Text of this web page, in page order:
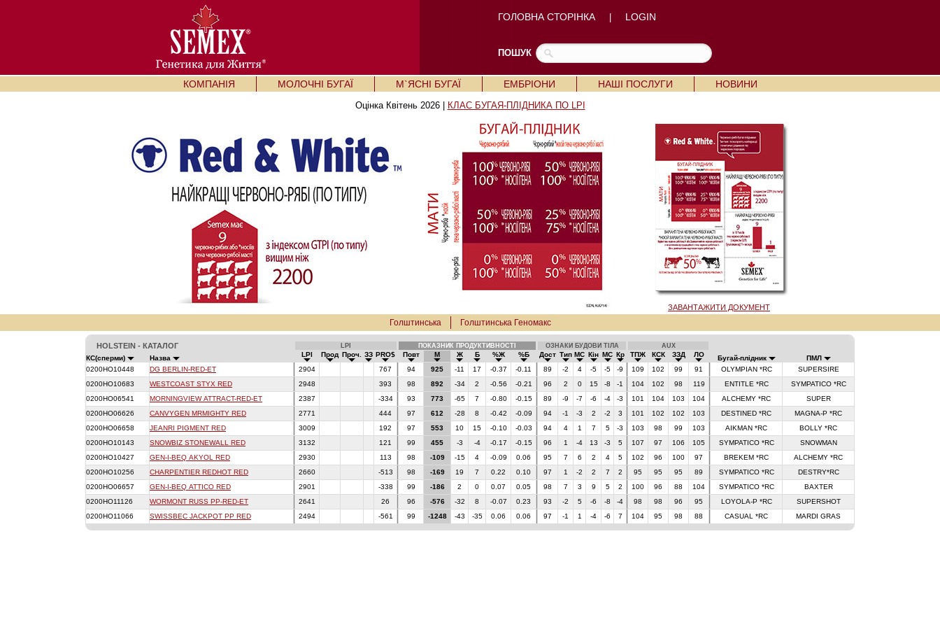
ГОЛОВНА СТОРІНКА| LOGIN
ПОШУК
КОМПАНІЯ МОЛОЧНІ БУГАЇ М`ЯСНІ БУГАЇ ЕМБРІОНИ НАШІ ПОСЛУГИ НОВИНИ
Оцінка Квітень 2026 | КЛАС БУГАЯ-ПЛІДНИКА ПО LPI
ЗАВАНТАЖИТИ ДОКУМЕНТ
Голштинська Голштинська Геномакс
HOLSTEIN - КАТАЛОГ LPI ПОКАЗНИК ПРОДУКТИВНОСТІ ОЗНАКИ БУДОВИ ТІЛА AUX
КС(сперми) Назва LPI Прод Проч. ЗЗ PRO$ Повт М Ж Б %Ж %Б Дост Тип МС Кін МС Кр ТПЖ КСК ЗЗД ЛО Бугай-плідник
ПМЛ
0200HO10448
DG BERLIN-RED-ET 2904 767 94 925 -11 17 -0.37 -0.11 89 -2 4 -5 -5 -9 109 102 99 91 OLYMPIAN *RC
SUPERSIRE
0200HO10683
WESTCOAST STYX RED 2948 393 98 892 -34 2 -0.56 -0.21 96 2 0 15 -8 -1 104 102 98 119 ENTITLE *RC
SYMPATICO *RC
0200HO06541
MORNINGVIEW ATTRACT-RED-ET 2387 -334 93 773 -65 7 -0.80 -0.15 89 -9 -7 -6 -4 -3 101 104 103 104 ALCHEMY *RC
SUPER
0200HO06626
CANVYGEN MRMIGHTY RED 2771 444 97 612 -28 8 -0.42 -0.09 94 -1 -3 2 -2 3 101 102 102 103 DESTINED *RC
MAGNA-P *RC
0200HO06658
JEANRI PIGMENT RED 3009 192 97 553 10 15 -0.10 -0.03 94 4 1 7 5 -3 103 98 99 103 AIKMAN *RC
BOLLY *RC
0200HO10143
SNOWBIZ STONEWALL RED 3132 121 99 455 -3 -4 -0.17 -0.15 96 1 -4 13 -3 5 107 97 106 105 SYMPATICO *RC
SNOWMAN
0200HO10427
GEN-I-BEQ AKYOL RED 2930 113 98 -109 -15 4 -0.09 0.06 95 7 6 2 4 5 102 96 100 97 BREKEM *RC
ALCHEMY *RC
0200HO10256
CHARPENTIER REDHOT RED 2660 -513 98 -169 19 7 0.22 0.10 97 1 -2 2 7 2 95 95 95 89 SYMPATICO *RC
DESTRY*RC
0200HO06657
GEN-I-BEQ ATTICO RED 2901 -338 99 -186 2 0 0.07 0.05 98 7 3 9 5 2 100 96 88 104 SYMPATICO *RC
BAXTER
0200HO11126
WORMONT RUSS PP-RED-ET 2641 26 96 -576 -32 8 -0.07 0.23 93 -2 5 -6 -8 -4 98 98 96 95 LOYOLA-P *RC
SUPERSHOT
0200HO11066
SWISSBEC JACKPOT PP RED 2494 -561 99 -1248 -43 -35 0.06 0.06 97 -1 1 -4 -6 7 104 95 98 88 CASUAL *RC MARDI GRAS